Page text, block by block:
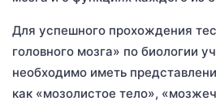
Для успешного прохождения
головного мозга» по биологии
необходимо иметь
как «мозолистое тело»,